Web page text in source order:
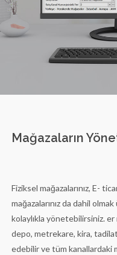
Mağazaların
Fiziksel mağazalarınız, E-
mağazalarınız da dahil
kolaylıkla yönetebilirsiniz. er
depo, metrekare, kira,
edebilir ve tüm kanallardaki